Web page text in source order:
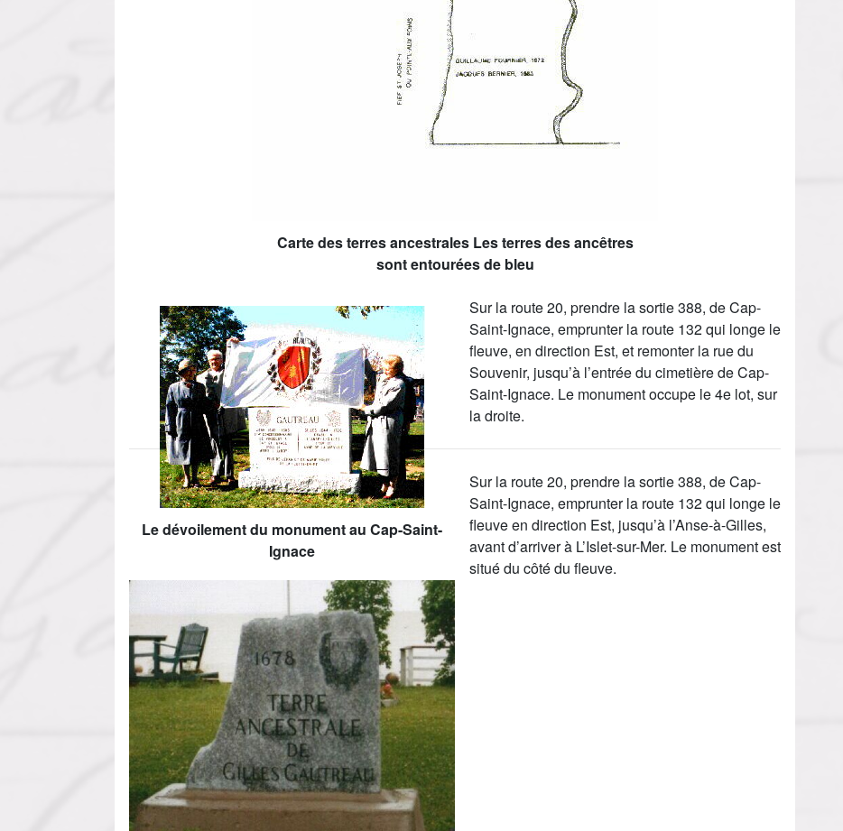
Carte des terres ancestrales Les terres des ancêtres
sont entourées de bleu
Le dévoilement du monument au Cap-Saint-
Ignace
Sur la route 20, prendre la sortie 388, de Cap-
Saint-Ignace, emprunter la route 132 qui longe le
fleuve, en direction Est, et remonter la rue du
Souvenir, jusqu’à l’entrée du cimetière de Cap-
Saint-Ignace. Le monument occupe le 4e lot, sur
la droite.
Sur la route 20, prendre la sortie 388, de Cap-
Saint-Ignace, emprunter la route 132 qui longe le
fleuve en direction Est, jusqu’à l’Anse-à-Gilles,
avant d’arriver à L’Islet-sur-Mer. Le monument est
situé du côté du fleuve.